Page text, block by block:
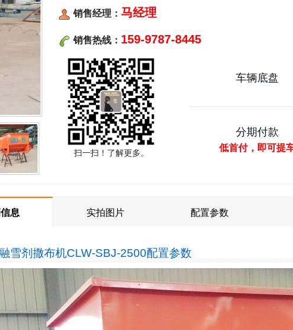
销售经理： 马经理
销售热线： 159-9787-8445
扫一扫！了解更多。
车辆底盘
分期付款
低首付，即可提
息 实拍图片 配置参数
雪剂撒布机CLW-SBJ-2500配置参数